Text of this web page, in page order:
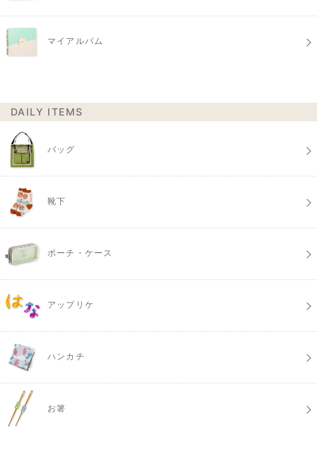
マイアルバム
DAILY ITEMS
バッグ
靴下
ポーチ・ケース
アップリケ
ハンカチ
お箸